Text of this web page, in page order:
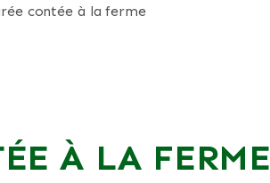
contée à la ferme
À LA FERME